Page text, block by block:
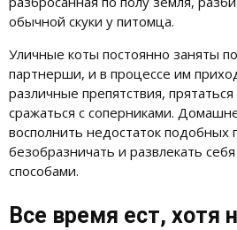
обычной скуки у питомца.
Уличные коты постоянно заняты
партнерши, и в процессе им
различные препятствия, прятаться
сражаться с соперниками.
восполнить недостаток подобных
безобразничать и развлекать
способами.
Все время ест, хотя